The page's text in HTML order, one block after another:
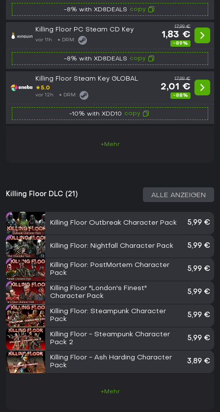
-8% with XD8DEALS copy
Killing Floor PC Steam CD Key
vor 11h DRM:
17,99 €
1,83 €
-89%
-8% with XD8DEALS copy
Killing Floor Steam Key GLOBAL
★5.0
vor 12h DRM:
17,99 €
2,01 €
-88%
-10% with XDD10 copy
+Mehr
Killing Floor DLC (21) ALLE ANZEIGEN
Killing Floor Outbreak Character Pack 5,99 €
Killing Floor: Nightfall Character Pack 5,99 €
Killing Floor: PostMortem Character
Pack
5,99 €
Killing Floor "London's Finest"
Character Pack
5,99 €
Killing Floor: Steampunk Character
Pack
5,99 €
Killing Floor - Steampunk Character
Pack 2
5,99 €
Killing Floor - Ash Harding Character
Pack
3,89 €
+Mehr